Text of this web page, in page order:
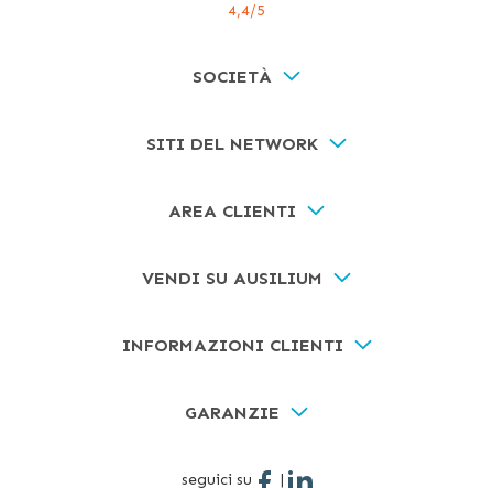
4,4/5
SOCIETÀ
SITI DEL NETWORK
AREA CLIENTI
VENDI SU AUSILIUM
INFORMAZIONI CLIENTI
GARANZIE
seguici su |